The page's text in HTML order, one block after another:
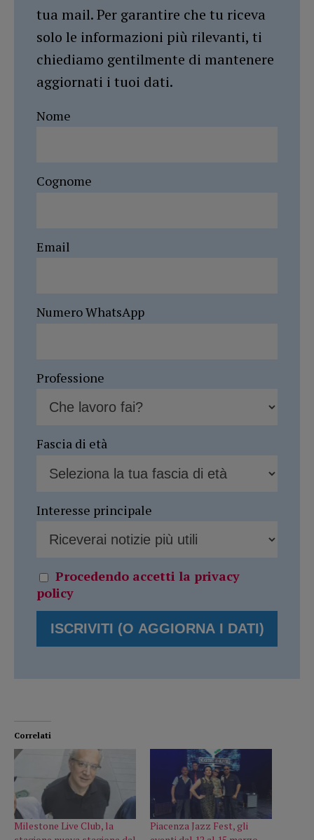
tua mail. Per garantire che tu riceva
solo le informazioni più rilevanti, ti
chiediamo gentilmente di mantenere
aggiornati i tuoi dati.
Nome
Cognome
Email
Numero WhatsApp
Professione
Fascia di età
Interesse principale
Procedendo accetti la privacy
policy
Correlati
Milestone Live Club, la
Piacenza Jazz Fest, gli